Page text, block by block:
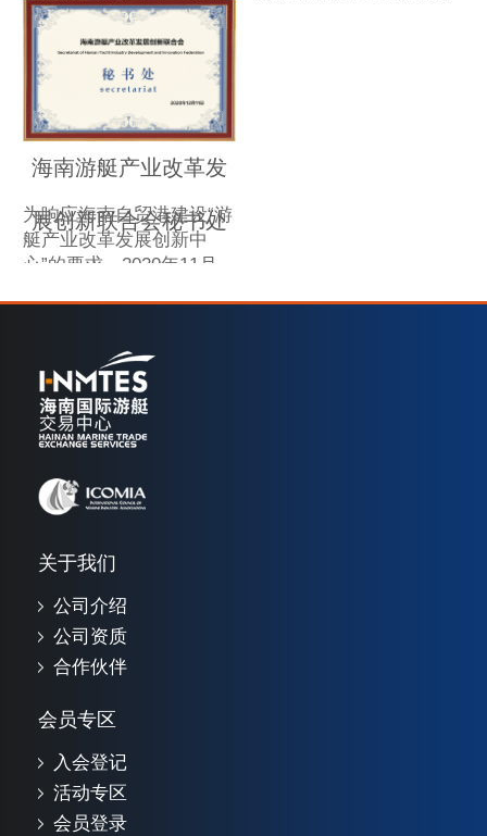
件设施配备，正式成为上
海航运交易所会员，成功
对接该交易所数据信息平
台，达成游艇交易信息共
享。
海南游艇产业改革发
展创新联合会秘书处
为响应海南自贸港建设“游
艇产业改革发展创新中
心”的要求，2020年11月
立，秘书处设在海南国际
游艇交易中心。
关于我们
公司介绍
公司资质
合作伙伴
会员专区
入会登记
活动专区
会员登录